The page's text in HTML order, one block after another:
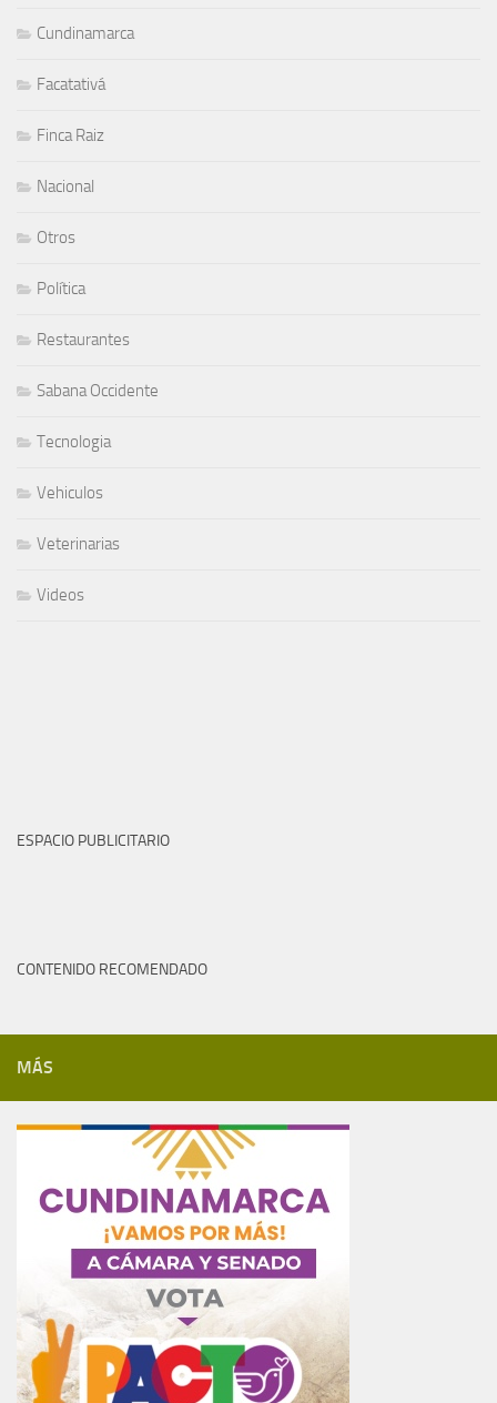
Cundinamarca
Facatativá
Finca Raiz
Nacional
Otros
Política
Restaurantes
Sabana Occidente
Tecnologia
Vehiculos
Veterinarias
Videos
ESPACIO PUBLICITARIO
CONTENIDO RECOMENDADO
MÁS